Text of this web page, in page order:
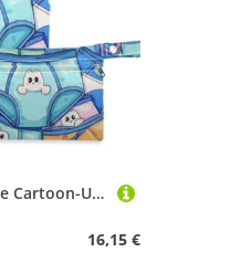
WDdZzyy Niedliche Cartoon-Unterwäsche mit Reißverschluss, wasserdicht, 2 Stück, Nassbeutel für Badeanzug mit Griffen für Reisen
16,15 €